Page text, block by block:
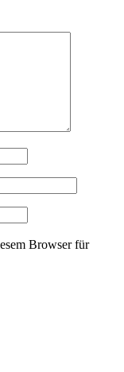
Browser für